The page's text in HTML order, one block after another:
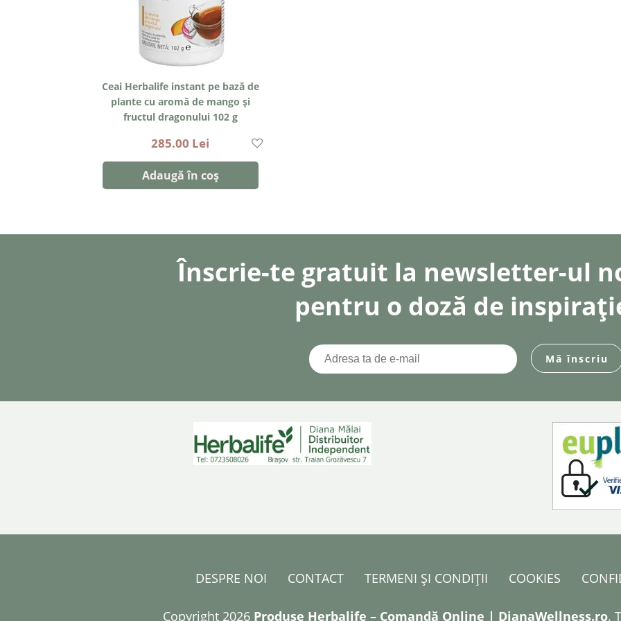
Ceai Herbalife instant pe bază de
plante cu aromă de mango şi
fructul dragonului 102 g
285.00 Lei
Adaugă în coș
Înscrie-te gratuit la newsletter-ul
pentru o doză de
DESPRE NOI CONTACT TERMENI ȘI CONDIȚII COOKIES
Copyright 2026 Produse Herbalife – Comandă Online | DianaWellness.ro.